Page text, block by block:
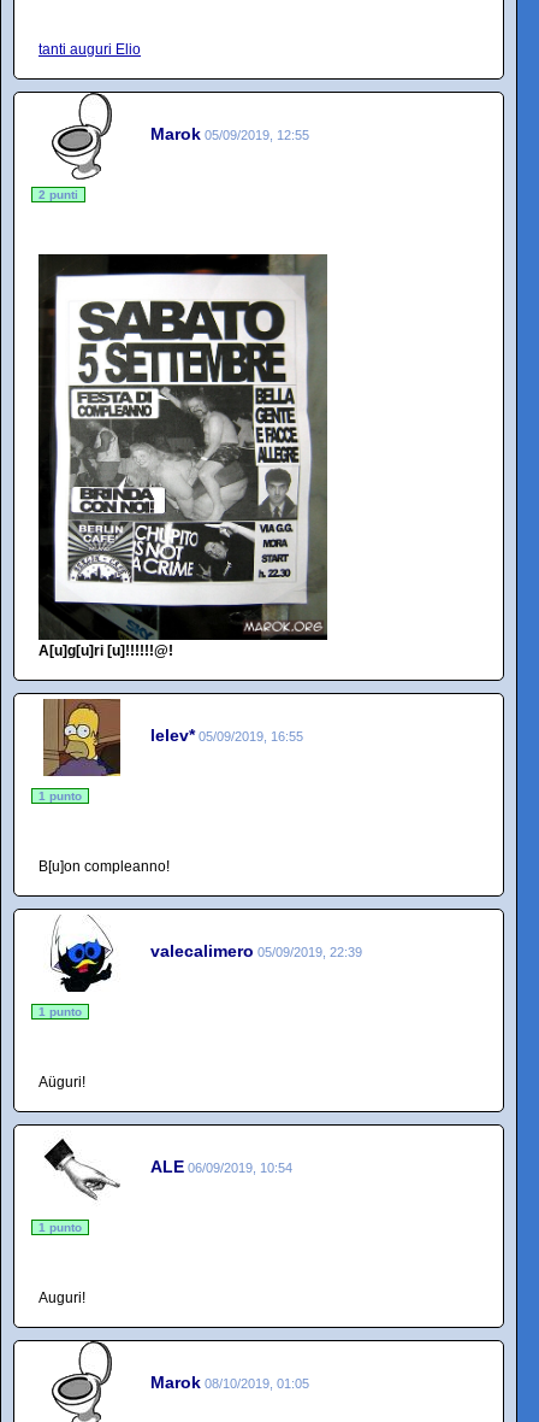
tanti auguri Elio
Marok 05/09/2019, 12:55
2 punti
A[u]g[u]ri [u]!!!!!!@!
lelev* 05/09/2019, 16:55
1 punto
B[u]on compleanno!
valecalimero 05/09/2019, 22:39
1 punto
Aüguri!
ALE 06/09/2019, 10:54
1 punto
Auguri!
Marok 08/10/2019, 01:05